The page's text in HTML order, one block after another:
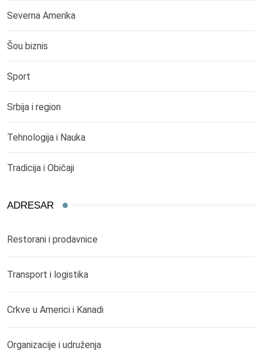
Severna Amerika
Šou biznis
Sport
Srbija i region
Tehnologija i Nauka
Tradicija i Običaji
ADRESAR
Restorani i prodavnice
Transport i logistika
Crkve u Americi i Kanadi
Organizacije i udruženja